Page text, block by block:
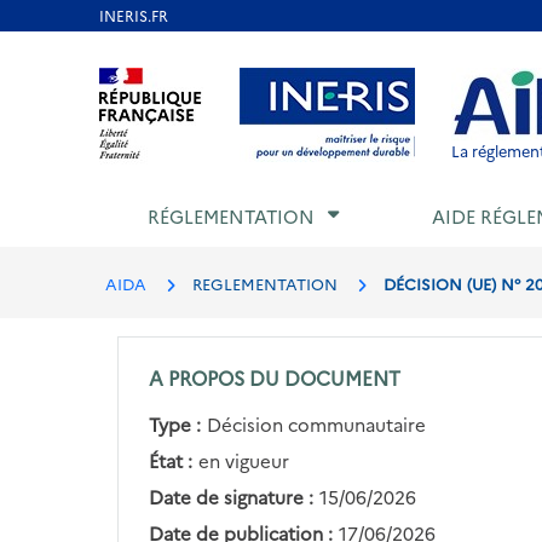
Aller au contenu Aller au menu Aller au
La
RÉGLEMENTATION AIDE
AIDA REGLEMENTATION DÉCISION (UE) N°
A PROPOS DU DOCUMENT
Type : Décision communautaire
État : en vigueur
Date de signature : 15/06/2026
Date de publication : 17/06/2026